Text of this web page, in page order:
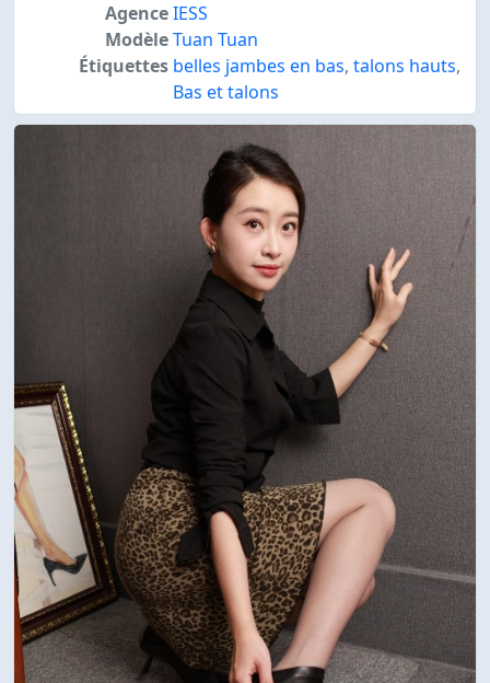
AgenceIESS
ModèleTuan Tuan
Étiquettes belles jambes en bas, talons hauts,
Bas et talons